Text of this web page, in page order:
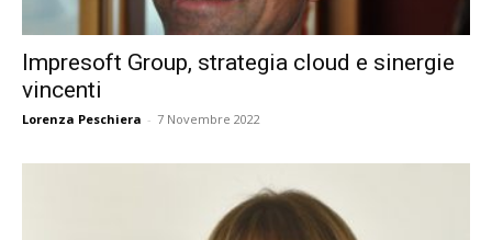
Impresoft Group, strategia cloud e sinergie
vincenti
Lorenza Peschiera - 7 Novembre 2022